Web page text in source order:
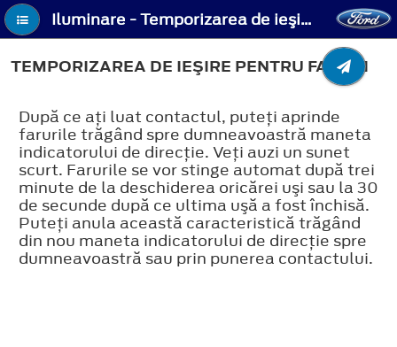
Iluminare - Temporizarea de ieşire pentru faruri
TEMPORIZAREA DE IEŞIRE PENTRU FARURI
După ce aţi luat contactul, puteţi aprinde
farurile trăgând spre dumneavoastră maneta
indicatorului de direcţie. Veţi auzi un sunet
scurt. Farurile se vor stinge automat după trei
minute de la deschiderea oricărei uşi sau la 30
de secunde după ce ultima uşă a fost închisă.
Puteţi anula această caracteristică trăgând
din nou maneta indicatorului de direcţie spre
dumneavoastră sau prin punerea contactului.